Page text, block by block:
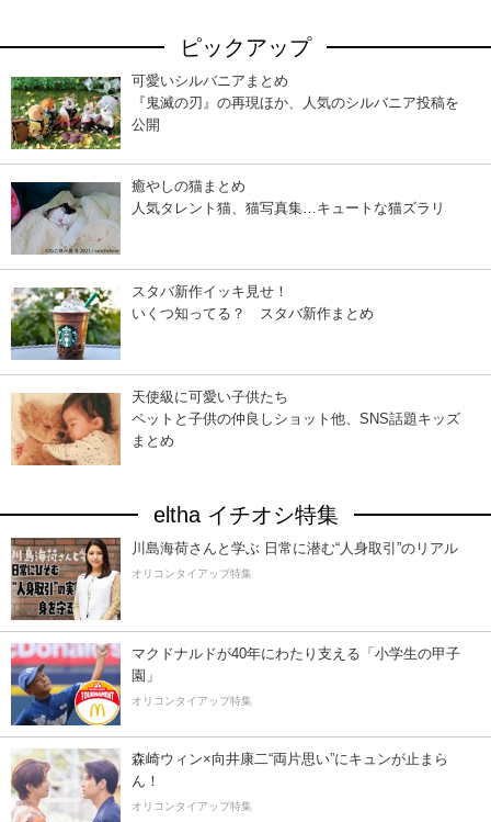
ピックアップ
可愛いシルバニアまとめ
『鬼滅の刃』の再現ほか、人気のシルバニア投稿を
公開
癒やしの猫まとめ
人気タレント猫、猫写真集…キュートな猫ズラリ
スタバ新作イッキ見せ！
いくつ知ってる？ スタバ新作まとめ
天使級に可愛い子供たち
ペットと子供の仲良しショット他、SNS話題キッズ
まとめ
eltha イチオシ特集
川島海荷さんと学ぶ 日常に潜む“人身取引”のリアル
オリコンタイアップ特集
マクドナルドが40年にわたり支える「小学生の甲子
園」
オリコンタイアップ特集
森崎ウィン×向井康二“両片思い”にキュンが止まら
ん！
オリコンタイアップ特集